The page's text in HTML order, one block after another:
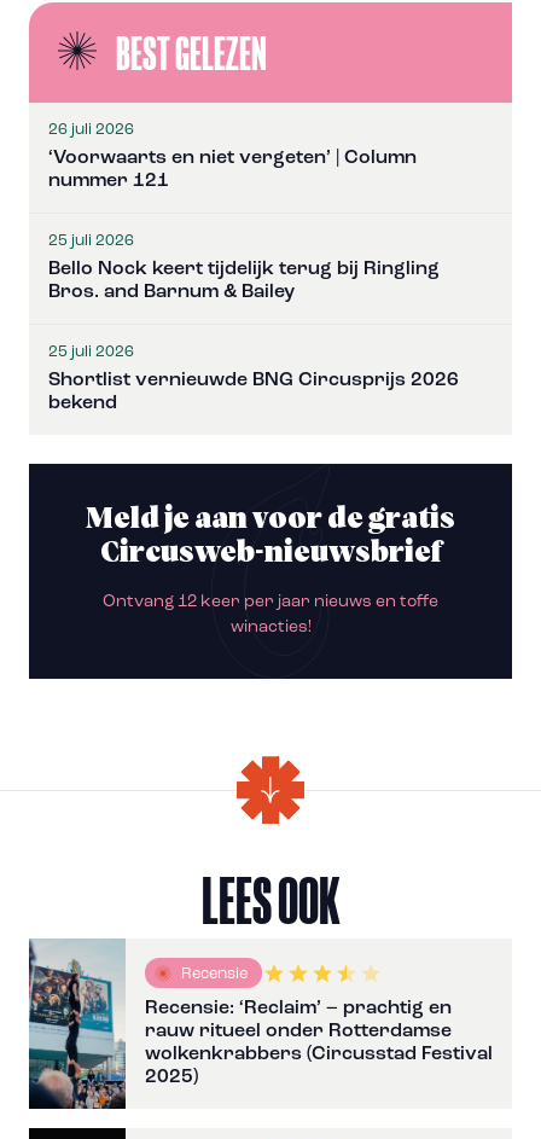
BEST GELEZEN
26 juli 2026
‘Voorwaarts en niet vergeten’ | Column
nummer 121
25 juli 2026
Bello Nock keert tijdelijk terug bij Ringling
Bros. and Barnum & Bailey
25 juli 2026
Shortlist vernieuwde BNG Circusprijs 2026
bekend
Meld je aan voor de gratis
Circusweb-nieuwsbrief
Ontvang 12 keer per jaar nieuws en toffe
winacties!
LEES OOK
Recensie
Recensie: ‘Reclaim’ – prachtig en
rauw ritueel onder Rotterdamse
wolkenkrabbers (Circusstad Festival
2025)